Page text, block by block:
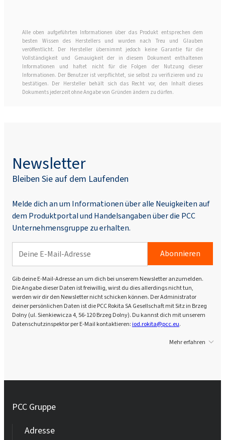
Alle oben aufgeführten Informationen über das Produkt entsprechen dem
besten Wissen des Herstellers und wurden nach Treu und Glauben
veröffentlicht. Der Hersteller übernimmt jedoch keine Garantie für die
Vollständigkeit und Genauigkeit der in diesem Dokument enthaltenen
Informationen und haftet nicht für die Folgen der Nutzung dieser
Informationen. Der Benutzer ist verpflichtet, sie selbst zu verifizieren und zu
bestätigen. Der Hersteller behält sich das Recht vor, den Inhalt dieses
Dokuments jederzeit ohne Angabe von Gründen ändern zu dürfen.
Newsletter
Bleiben Sie auf dem Laufenden
Melde dich an um Informationen über alle Neuigkeiten auf
dem Produktportal und Handelsangaben über die PCC
Unternehmensgruppe zu erhalten.
Abonnieren
Gib deine E-Mail-Adresse an um dich bei unserem Newsletter anzumelden.
Die Angabe dieser Daten ist freiwillig, wirst du dies allerdings nicht tun,
werden wir dir den Newsletter nicht schicken können. Der Administrator
deiner persönlichen Daten ist die PCC Rokita SA Gesellschaft mit Sitz in Brzeg
Dolny (ul. Sienkiewicza 4, 56-120 Brzeg Dolny). Du kannst dich mit unserem
Datenschutzinspektor per E-Mail kontaktieren:iod.rokita@pcc.eu.
Mehr erfahren
PCC Gruppe
Adresse